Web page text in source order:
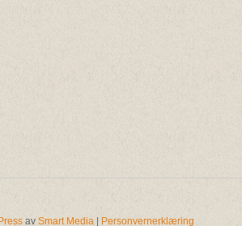
av Smart Media | Personvernerklæring